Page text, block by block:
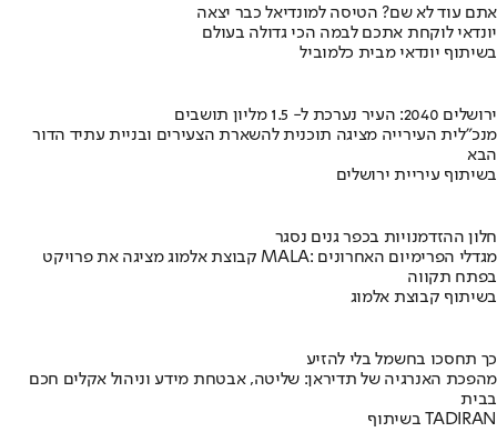
אתם עוד לא שם? הטיסה למונדיאל כבר יצאה
יונדאי לוקחת אתכם לבמה הכי גדולה בעולם
בשיתוף יונדאי מבית כלמוביל
ירושלים 2040: העיר נערכת ל- 1.5 מליון תושבים
מנכ"לית העירייה מציגה תוכנית להשארת הצעירים ובניית עתיד הדור
הבא
בשיתוף עיריית ירושלים
חלון ההזדמנויות בכפר גנים נסגר
קבוצת אלמוג מציגה את פרויקט MALA: מגדלי הפרימיום האחרונים
בפתח תקווה
בשיתוף קבוצת אלמוג
כך תחסכו בחשמל בלי להזיע
מהפכת האנרגיה של תדיראן: שליטה, אבטחת מידע וניהול אקלים חכם
בבית
בשיתוף TADIRAN